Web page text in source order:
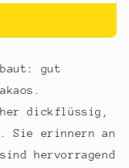
gut
dickflüssig,
Sie erinnern an
hervorragend